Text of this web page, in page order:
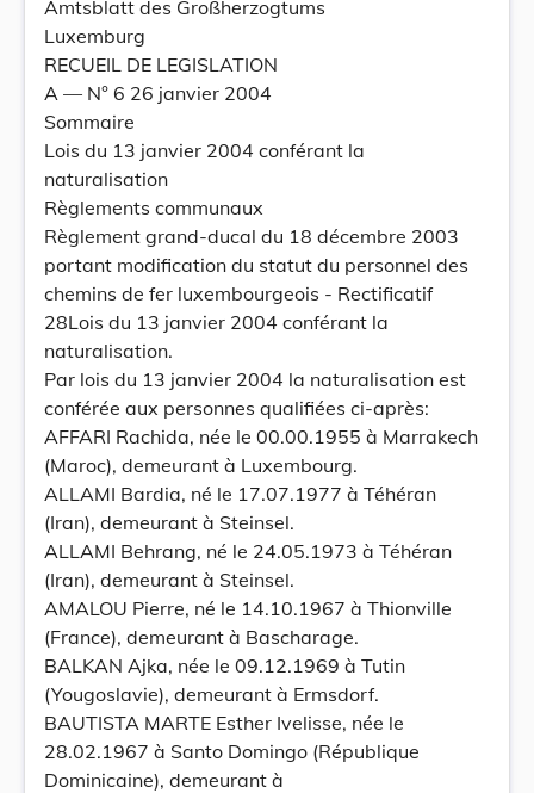
Amtsblatt des Großherzogtums
Luxemburg
RECUEIL DE LEGISLATION
A –– N° 6 26 janvier 2004
Sommaire
Lois du 13 janvier 2004 conférant la
naturalisation
Règlements communaux
Règlement grand-ducal du 18 décembre 2003
portant modification du statut du personnel des
chemins de fer luxembourgeois - Rectificatif
28Lois du 13 janvier 2004 conférant la
naturalisation.
Par lois du 13 janvier 2004 la naturalisation est
conférée aux personnes qualifiées ci-après:
AFFARI Rachida, née le 00.00.1955 à Marrakech
(Maroc), demeurant à Luxembourg.
ALLAMI Bardia, né le 17.07.1977 à Téhéran
(Iran), demeurant à Steinsel.
ALLAMI Behrang, né le 24.05.1973 à Téhéran
(Iran), demeurant à Steinsel.
AMALOU Pierre, né le 14.10.1967 à Thionville
(France), demeurant à Bascharage.
BALKAN Ajka, née le 09.12.1969 à Tutin
(Yougoslavie), demeurant à Ermsdorf.
BAUTISTA MARTE Esther Ivelisse, née le
28.02.1967 à Santo Domingo (République
Dominicaine), demeurant à